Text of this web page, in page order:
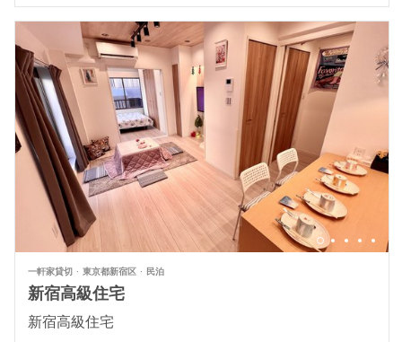
一軒家貸切 東京都新宿区 民泊
新宿高級住宅
新宿高級住宅